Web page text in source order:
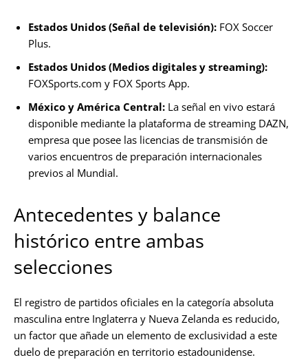
Estados Unidos (Señal de televisión): FOX Soccer
Plus.
Estados Unidos (Medios digitales y streaming):
FOXSports.com y FOX Sports App.
México y América Central: La señal en vivo estará
disponible mediante la plataforma de streaming DAZN,
empresa que posee las licencias de transmisión de
varios encuentros de preparación internacionales
previos al Mundial.
Antecedentes y balance
histórico entre ambas
selecciones
El registro de partidos oficiales en la categoría absoluta
masculina entre Inglaterra y Nueva Zelanda es reducido,
un factor que añade un elemento de exclusividad a este
duelo de preparación en territorio estadounidense.